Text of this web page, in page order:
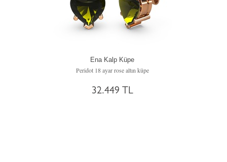
Ena Kalp Küpe
Peridot 18 ayar rose altın küpe
32.449 TL